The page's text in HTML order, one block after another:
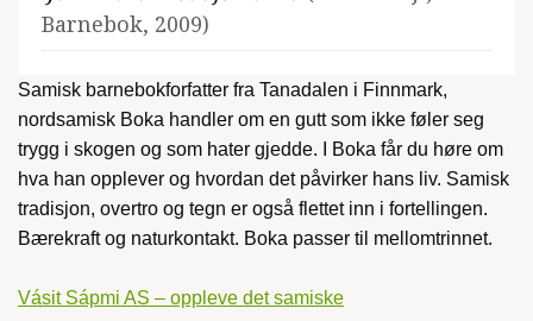
Barnebok, 2009)
Samisk barnebokforfatter fra Tanadalen i Finnmark,
nordsamisk Boka handler om en gutt som ikke føler seg
trygg i skogen og som hater gjedde. I Boka får du høre om
hva han opplever og hvordan det påvirker hans liv. Samisk
tradisjon, overtro og tegn er også flettet inn i fortellingen.
Bærekraft og naturkontakt. Boka passer til mellomtrinnet.
Vásit Sápmi AS – oppleve det samiske